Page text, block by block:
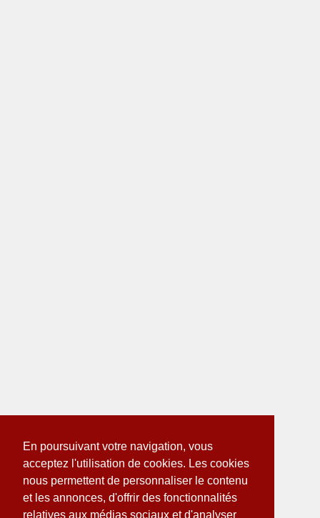
En poursuivant votre navigation, vous
acceptez l'utilisation de cookies. Les cookies
nous permettent de personnaliser le contenu
et les annonces, d'offrir des fonctionnalités
relatives aux médias sociaux et d'analyser